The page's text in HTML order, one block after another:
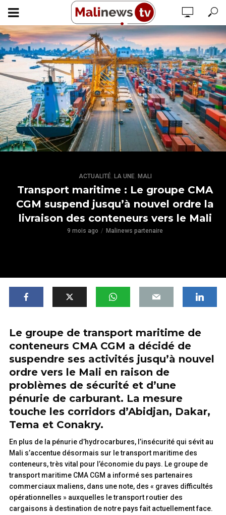
ACTUALITÉ, LA UNE, MALI
Transport maritime : Le groupe CMA
CGM suspend jusqu’à nouvel ordre la
livraison des conteneurs vers le Mali
9 mois ago Malinews partenaire
Le groupe de transport maritime de
conteneurs CMA CGM a décidé de
suspendre ses activités jusqu’à nouvel
ordre vers le Mali en raison de
problèmes de sécurité et d’une
pénurie de carburant. La mesure
touche les corridors d’Abidjan, Dakar,
Tema et Conakry.
En plus de la pénurie d’hydrocarbures, l’insécurité qui sévit au
Mali s’accentue désormais sur le transport maritime des
conteneurs, très vital pour l’économie du pays. Le groupe de
transport maritime CMA CGM a informé ses partenaires
commerciaux maliens, dans une note, des « graves difficultés
opérationnelles » auxquelles le transport routier des
cargaisons à destination de notre pays fait actuellement face.